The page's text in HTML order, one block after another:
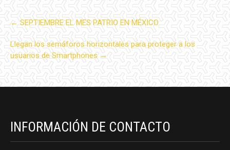
Post
navigation
←SEPTIEMBRE EL MES PATRIO EN MÉXICO
Llegan los semáforos horizontales para proteger a los
usuarios de Smartphones→
INFORMACIÓN DE CONTACTO